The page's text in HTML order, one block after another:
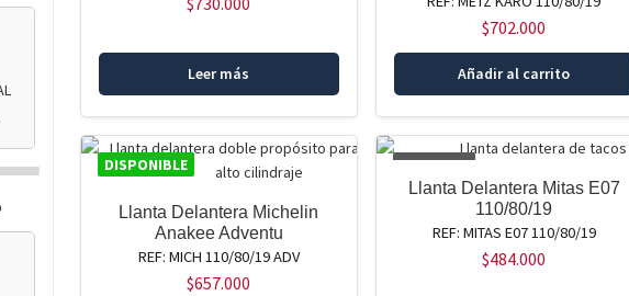
Leer más
$702.000
Añadir al carrito
DISPONIBLE
Llanta Delantera Michelin
Anakee Adventu
REF: MICH 110/80/19 ADV
$657.000
AGOTADO
Llanta Delantera Mitas E07
110/80/19
REF: MITAS E07 110/80/19
$484.000